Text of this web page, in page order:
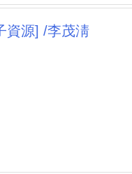
資源] /李茂淸